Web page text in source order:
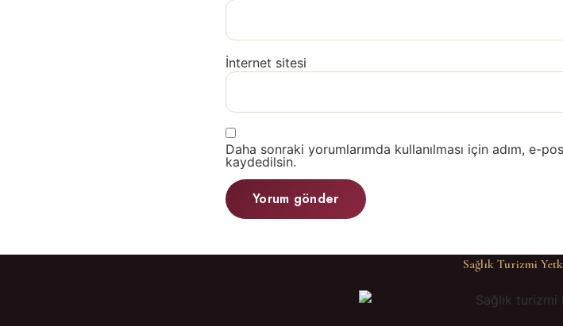
İnternet sitesi
Daha sonraki yorumlarımda kullanılması için adım, e-
kaydedilsin.
Sağlık Turizmi